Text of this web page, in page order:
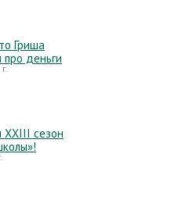
Гриша
про деньги
XXIII сезон